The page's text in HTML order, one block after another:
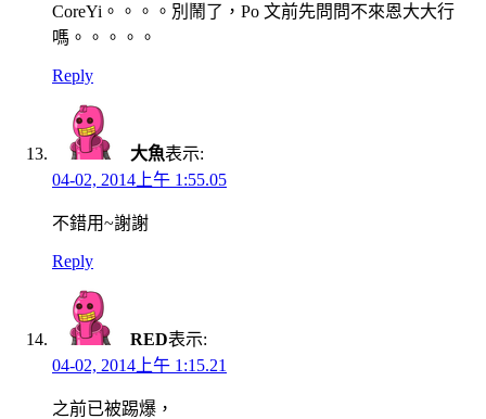
CoreYi。。。。別鬧了，Po 文前先問問不來恩大大行
嗎。。。。。
Reply
大魚表示:
04-02, 2014上午 1:55.05
不錯用~謝謝
Reply
RED表示:
04-02, 2014上午 1:15.21
之前已被踢爆，